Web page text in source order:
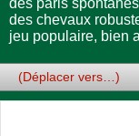
des paris
des chevaux
jeu populaire, bien